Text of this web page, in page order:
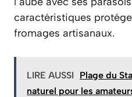
caractéristiques
fromages artisanaux.
LIRE AUSSI
Plage du
naturel pour les